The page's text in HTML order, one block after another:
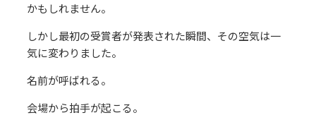
かもしれません。
しかし最初の受賞者が発表された瞬間、その空気は一
気に変わりました。
名前が呼ばれる。
会場から拍手が起こる。